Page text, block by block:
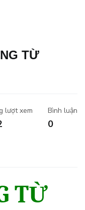
TỪ
lượt xem Bình luận
0
TỪ